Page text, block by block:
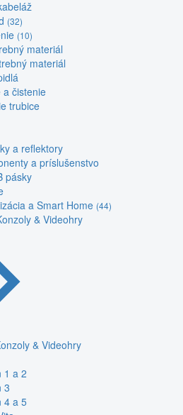
(32)
(10)
materiál
materiál
a čistenie
trubice
a reflektory
a príslušenstvo
pásky
a Smart Home (44)
& Videohry
& Videohry
1 a 2
3
4 a 5